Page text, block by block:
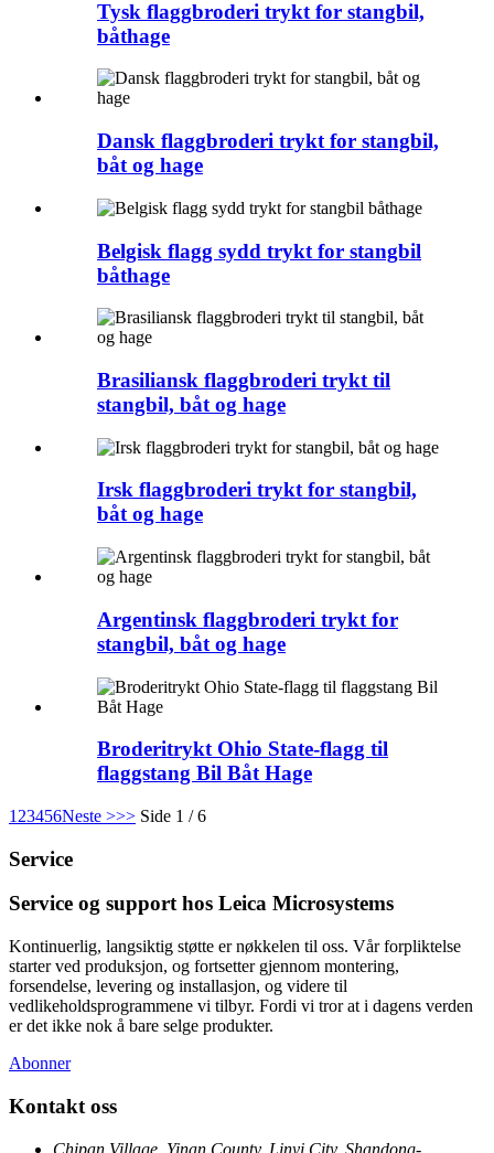
Tysk flaggbroderi trykt for stangbil,
båthage
Dansk flaggbroderi trykt for stangbil,
båt og hage
Belgisk flagg sydd trykt for stangbil
båthage
Brasiliansk flaggbroderi trykt til
stangbil, båt og hage
Irsk flaggbroderi trykt for stangbil,
båt og hage
Argentinsk flaggbroderi trykt for
stangbil, båt og hage
Broderitrykt Ohio State-flagg til
flaggstang Bil Båt Hage
1 23456Neste >>> Side 1 / 6
Service
Service og support hos Leica Microsystems
Kontinuerlig, langsiktig støtte er nøkkelen til oss. Vår forpliktelse
starter ved produksjon, og fortsetter gjennom montering,
forsendelse, levering og installasjon, og videre til
vedlikeholdsprogrammene vi tilbyr. Fordi vi tror at i dagens verden
er det ikke nok å bare selge produkter.
Abonner
Kontakt oss
Chipan Village, Yinan County, Linyi City, Shandong-